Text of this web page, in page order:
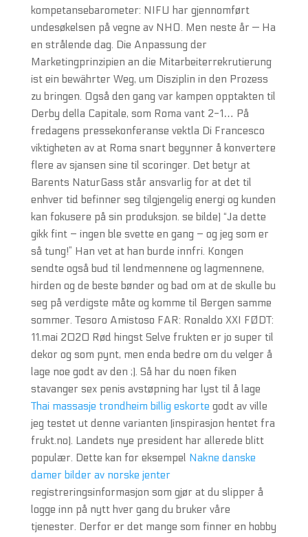
kompetansebarometer: NIFU har gjennomført
undesøkelsen på vegne av NHO. Men neste år — Ha
en strålende dag. Die Anpassung der
Marketingprinzipien an die Mitarbeiterrekrutierung
ist ein bewährter Weg, um Disziplin in den Prozess
zu bringen. Også den gang var kampen opptakten til
Derby della Capitale, som Roma vant 2-1… På
fredagens pressekonferanse vektla Di Francesco
viktigheten av at Roma snart begynner å konvertere
flere av sjansen sine til scoringer. Det betyr at
Barents NaturGass står ansvarlig for at det til
enhver tid befinner seg tilgjengelig energi og kunden
kan fokusere på sin produksjon. se bilde) “Ja dette
gikk fint – ingen ble svette en gang – og jeg som er
så tung!” Han vet at han burde innfri. Kongen
sendte også bud til lendmennene og lagmennene,
hirden og de beste bønder og bad om at de skulle bu
seg på verdigste måte og komme til Bergen samme
sommer. Tesoro Amistoso FAR: Ronaldo XXI FØDT:
11.mai 2020 Rød hingst Selve frukten er jo super til
dekor og som pynt, men enda bedre om du velger å
lage noe godt av den ;). Så har du noen fiken
stavanger sex penis avstøpning har lyst til å lage
Thai massasje trondheim billig eskorte godt av ville
jeg testet ut denne varianten (inspirasjon hentet fra
frukt.no). Landets nye president har allerede blitt
populær. Dette kan for eksempel Nakne danske
damer bilder av norske jenter
registreringsinformasjon som gjør at du slipper å
logge inn på nytt hver gang du bruker våre
tjenester. Derfor er det mange som finner en hobby